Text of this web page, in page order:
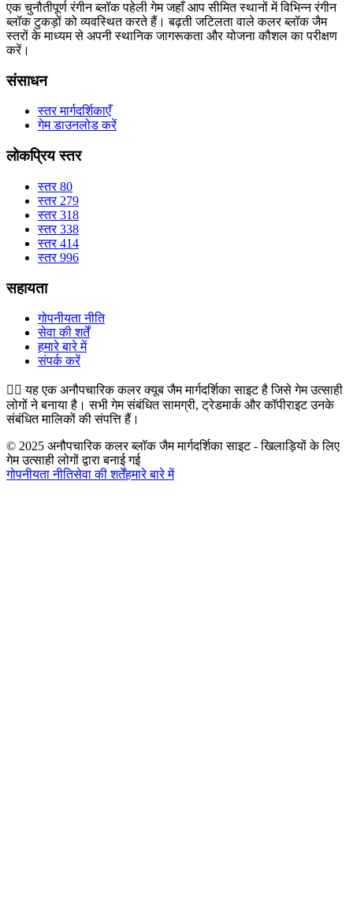
एक चुनौतीपूर्ण रंगीन ब्लॉक पहेली गेम जहाँ आप सीमित स्थानों में विभिन्न रंगीन
ब्लॉक टुकड़ों को व्यवस्थित करते हैं। बढ़ती जटिलता वाले कलर ब्लॉक जैम
स्तरों के माध्यम से अपनी स्थानिक जागरूकता और योजना कौशल का परीक्षण
करें।
संसाधन
स्तर मार्गदर्शिकाएँ
गेम डाउनलोड करें
लोकप्रिय स्तर
स्तर 80
स्तर 279
स्तर 318
स्तर 338
स्तर 414
स्तर 996
सहायता
गोपनीयता नीति
सेवा की शर्तें
हमारे बारे में
संपर्क करें
👉🏻यह एक अनौपचारिक कलर क्यूब जैम मार्गदर्शिका साइट है जिसे गेम उत्साही
लोगों ने बनाया है। सभी गेम संबंधित सामग्री, ट्रेडमार्क और कॉपीराइट उनके
संबंधित मालिकों की संपत्ति हैं।
© 2025 अनौपचारिक कलर ब्लॉक जैम मार्गदर्शिका साइट - खिलाड़ियों के लिए
गेम उत्साही लोगों द्वारा बनाई गई
गोपनीयता नीतिसेवा की शर्तेंहमारे बारे में